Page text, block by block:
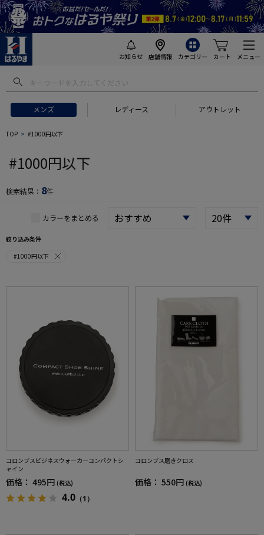
お知らせ 店舗情報 カテゴリー カート メニュー
メンズ レディース アウトレット
フトにおすすめ #セットアップ スーツ
TOP #1000円以下
#1000円以下
検索結果： 8件
カラーをまとめる
絞り込み条件
#1000円以下
コロンブスビジネスウォーカーコンパクトシ
ャイン
価格： 495円 (税込)
4.0 （1）
コロンブス磨きクロス
価格： 550円 (税込)